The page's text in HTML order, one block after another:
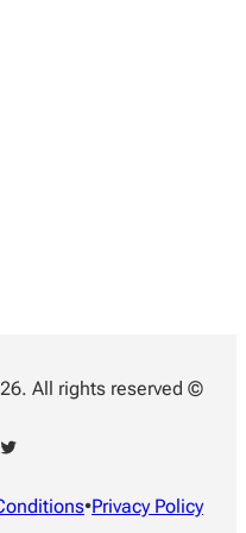
© Copyright 2026. All rights reserved.
Twitter
Privacy Policy
•